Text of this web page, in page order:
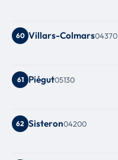
60 Villars-Colmars04370
61 Piégut05130
62 Sisteron04200